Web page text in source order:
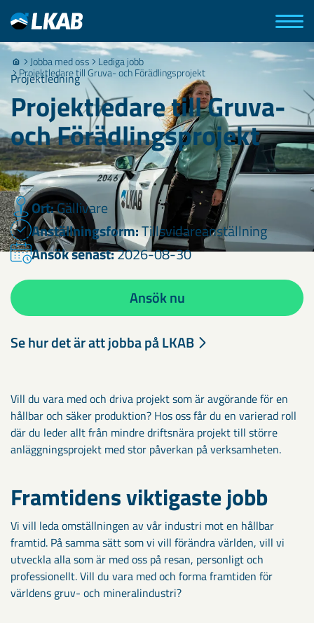
Jobba med oss Lediga jobb
Projektledare till Gruva- och Förädlingsprojekt
Projektledning
Projektledare till Gruva-
och Förädlingsprojekt
Ort:Gällivare
Anställningsform:Tillsvidareanställning
Ansök senast:2026-08-30
Ansök nu
Se hur det är att jobba på LKAB
Vill du vara med och driva projekt som är avgörande för en
hållbar och säker produktion? Hos oss får du en varierad roll
där du leder allt från mindre driftsnära projekt till större
anläggningsprojekt med stor påverkan på verksamheten.
Framtidens viktigaste jobb
Vi vill leda omställningen av vår industri mot en hållbar
framtid. På samma sätt som vi vill förändra världen, vill vi
utveckla alla som är med oss på resan, personligt och
professionellt. Vill du vara med och forma framtiden för
världens gruv- och mineralindustri?